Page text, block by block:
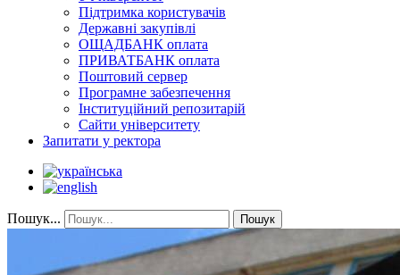
Підтримка користувачів
Державні закупівлі
ОЩАДБАНК оплата
ПРИВАТБАНК оплата
Поштовий сервер
Програмне забезпечення
Інституційний репозитарій
Сайти університету
Запитати у ректора
Пошук... Пошук